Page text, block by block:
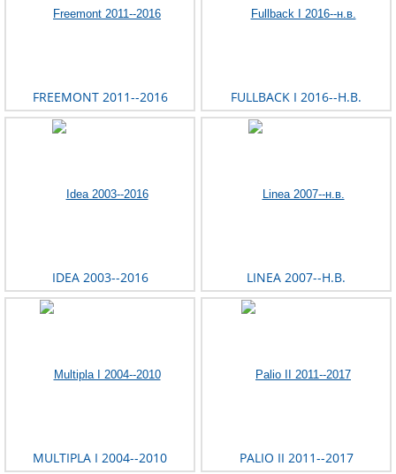
FREEMONT 2011--2016 FULLBACK I 2016--Н.В.
IDEA 2003--2016 LINEA 2007--Н.В.
MULTIPLA I 2004--2010 PALIO II 2011--2017